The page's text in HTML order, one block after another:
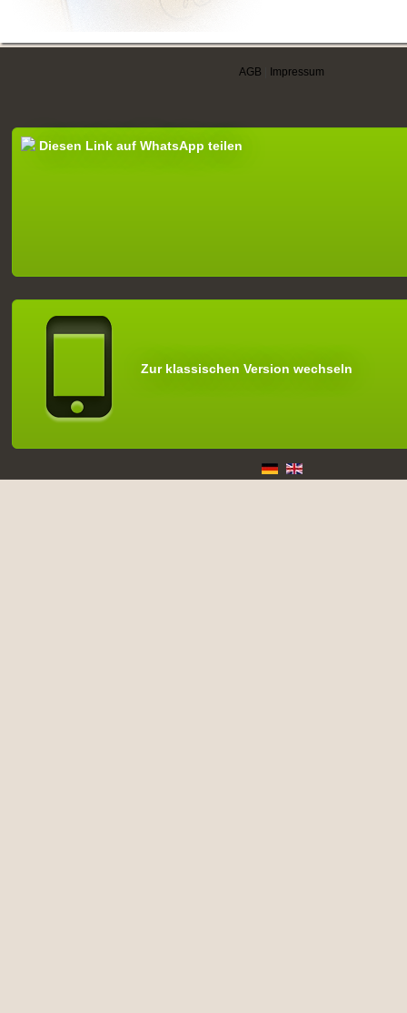
AGB Impressum
Diesen Link auf WhatsApp teilen
Zur klassischen Version wechseln